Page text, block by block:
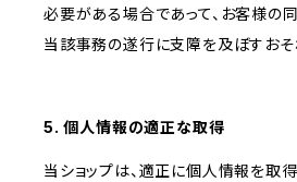
必要がある場合であって、お客様の
当該事務の遂行に支障を及ぼすお
5. 個人情報の適正な取得
当ショップは、適正に個人情報を取